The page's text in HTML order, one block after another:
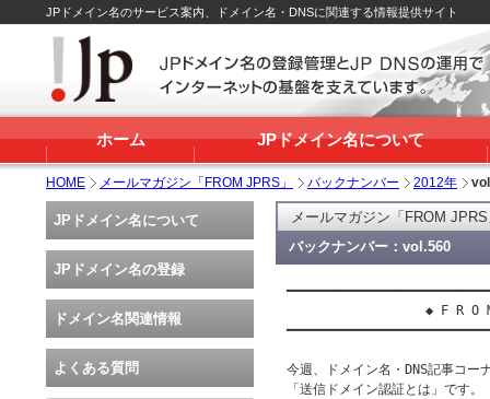
JPドメイン名のサービス案内、ドメイン名・DNSに関連する情報提供サイト
ホーム JPドメイン名について
HOME メールマガジン「FROM JPRS」 バックナンバー 2012年
メールマガジン「FROM
バックナンバー：vol.560
◆ F R O M　J P
今週、ドメイン名・DNS記事コー
「送信ドメイン認証とは」です。
JPドメイン名について
JPドメイン名の登録
ドメイン名関連情報
よくある質問